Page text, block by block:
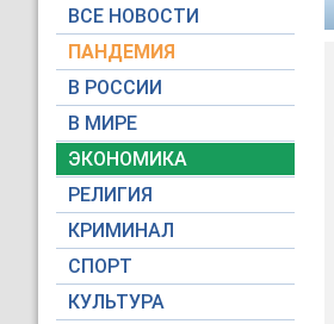
ВСЕ НОВОСТИ
ПАНДЕМИЯ
В РОССИИ
В МИРЕ
ЭКОНОМИКА
РЕЛИГИЯ
КРИМИНАЛ
СПОРТ
КУЛЬТУРА